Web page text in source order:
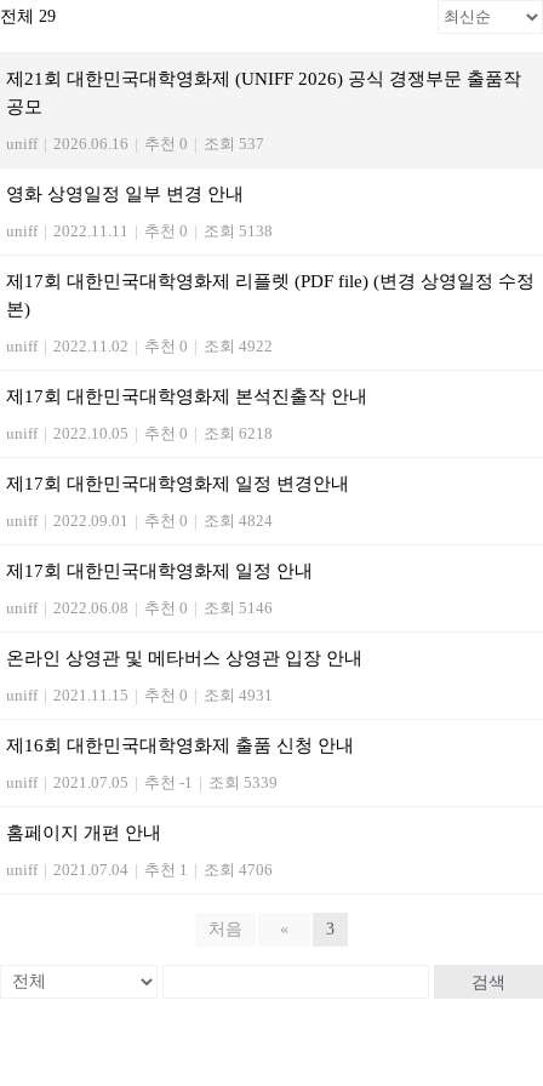
전체 29
제21회 대한민국대학영화제 (UNIFF 2026) 공식 경쟁부문 출품작
공모
uniff | 2026.06.16 | 추천 0 | 조회 537
영화 상영일정 일부 변경 안내
uniff | 2022.11.11 | 추천 0 | 조회 5138
제17회 대한민국대학영화제 리플렛 (PDF file) (변경 상영일정 수정
본)
uniff | 2022.11.02 | 추천 0 | 조회 4922
제17회 대한민국대학영화제 본석진출작 안내
uniff | 2022.10.05 | 추천 0 | 조회 6218
제17회 대한민국대학영화제 일정 변경안내
uniff | 2022.09.01 | 추천 0 | 조회 4824
제17회 대한민국대학영화제 일정 안내
uniff | 2022.06.08 | 추천 0 | 조회 5146
온라인 상영관 및 메타버스 상영관 입장 안내
uniff | 2021.11.15 | 추천 0 | 조회 4931
제16회 대한민국대학영화제 출품 신청 안내
uniff | 2021.07.05 | 추천 -1 | 조회 5339
홈페이지 개편 안내
uniff | 2021.07.04 | 추천 1 | 조회 4706
처음 « 3
검색